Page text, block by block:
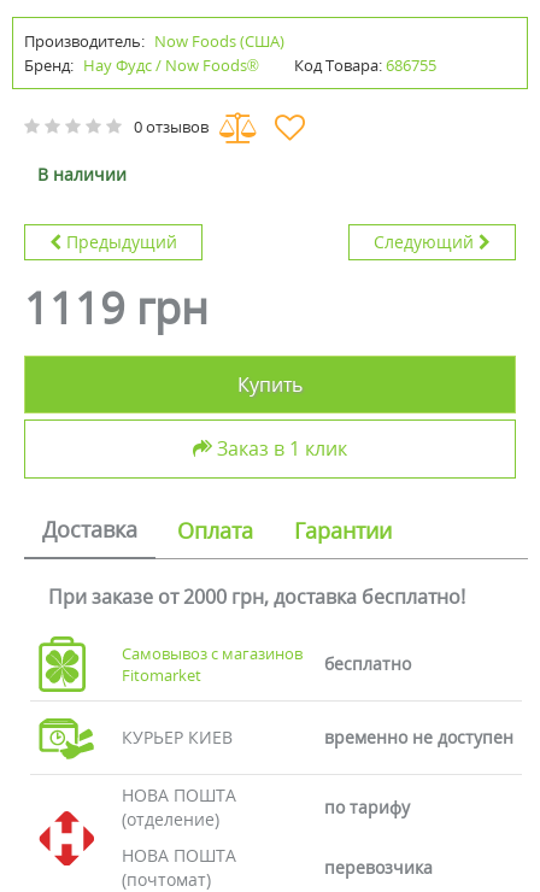
Производитель: Now Foods (США)
Бренд: Нау Фудс / Now Foods® Код Товара:686755
0 отзывов
В наличии
Предыдущий Следующий
1119 грн
Купить
Заказ в 1 клик
Доставка Оплата Гарантии
При заказе от 2000 грн, доставка бесплатно!
Самовывоз с магазинов
Fitomarket
бесплатно
КУРЬЕР КИЕВ временно не доступен
НОВА ПОШТА
(отделение)
по тарифу
НОВА ПОШТА
(почтомат)
перевозчика